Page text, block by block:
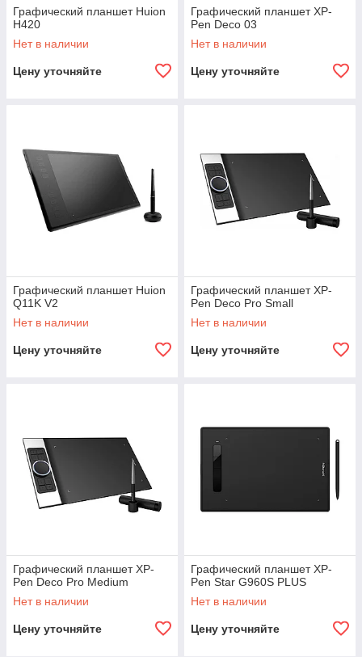
Графический планшет Huion
H420
Нет в наличии
Цену уточняйте
Графический планшет XP-
Pen Deco 03
Нет в наличии
Цену уточняйте
Графический планшет Huion
Q11K V2
Нет в наличии
Цену уточняйте
Графический планшет XP-
Pen Deco Pro Small
Нет в наличии
Цену уточняйте
Графический планшет XP-
Pen Deco Pro Medium
Нет в наличии
Цену уточняйте
Графический планшет XP-
Pen Star G960S PLUS
Нет в наличии
Цену уточняйте